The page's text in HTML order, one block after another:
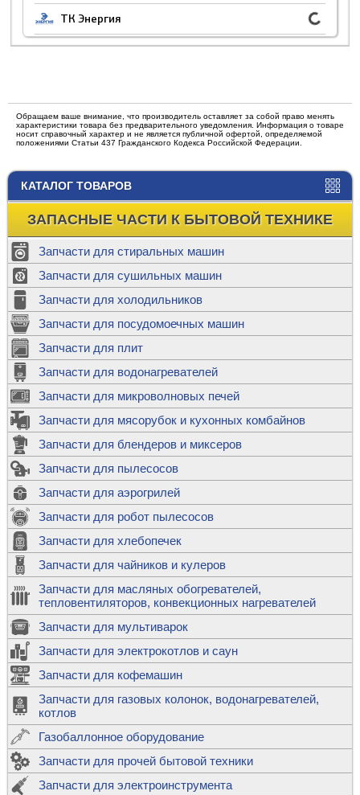
КАТАЛОГ ТОВАРОВ
ЗАПАСНЫЕ ЧАСТИ К БЫТОВОЙ ТЕХНИКЕ
Запчасти для стиральных машин
Запчасти для сушильных машин
Запчасти для холодильников
Запчасти для посудомоечных машин
Запчасти для плит
Запчасти для водонагревателей
Запчасти для микроволновых печей
Запчасти для мясорубок и кухонных комбайнов
Запчасти для блендеров и миксеров
Запчасти для пылесосов
Запчасти для аэрогрилей
Запчасти для робот пылесосов
Запчасти для хлебопечек
Запчасти для чайников и кулеров
Запчасти для масляных обогревателей,
тепловентиляторов, конвекционных нагревателей
Запчасти для мультиварок
Запчасти для электрокотлов и саун
Запчасти для кофемашин
Запчасти для газовых колонок, водонагревателей,
котлов
Газобаллонное оборудование
Запчасти для прочей бытовой техники
Запчасти для электроинструмента
ТК Энергия
Обращаем ваше внимание, что производитель оставляет за собой право менять
характеристики товара без предварительного уведомления. Информация о товаре
носит справочный характер и не является публичной офертой, определяемой
положениями Статьи 437 Гражданского Кодекса Российской Федерации.